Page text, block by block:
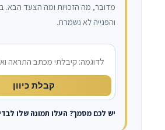
מדובר, מה הזכויות ומה הצעד הבא.
והפנייה לא נשמרת.
מה קרה?
קבלת כיוון
יש לכם מסמך? העלו תמונה שלו